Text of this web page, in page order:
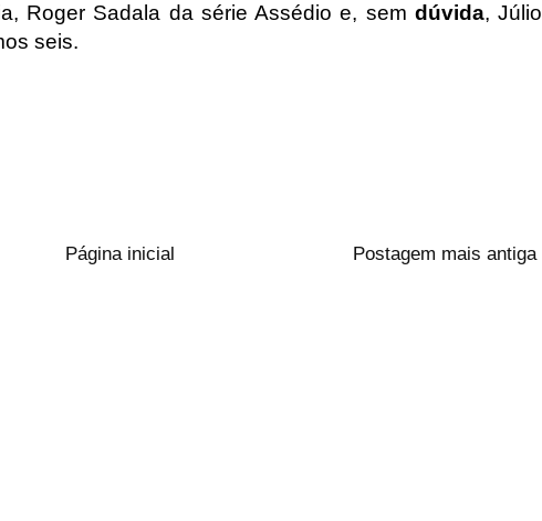
Roger Sadala da série Assédio e, sem dúvida, Júlio
seis.
Postagem mais antiga
Página inicial